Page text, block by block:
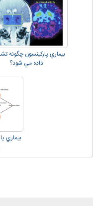
بيماري پارکينسون چگونه
داده مي شود؟
بيماري